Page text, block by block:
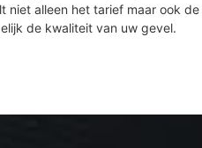
niet alleen het tarief maar ook
de kwaliteit van uw gevel.